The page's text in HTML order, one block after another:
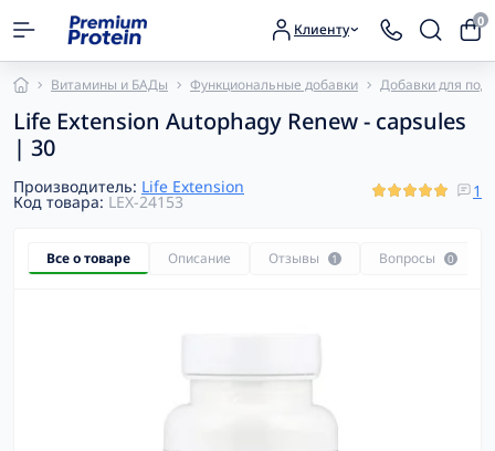
Клиенту 0
Витамины и БАДы Функциональные добавки Добавки для
Life Extension Autophagy Renew - capsules
| 30
Производитель: Life Extension
Код товара: LEX-24153
1
Все о товаре Описание Отзывы 1 Вопросы 0